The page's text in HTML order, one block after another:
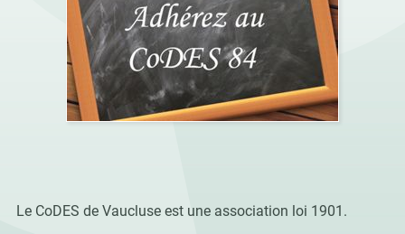
Le CoDES de Vaucluse est une association loi 1901.